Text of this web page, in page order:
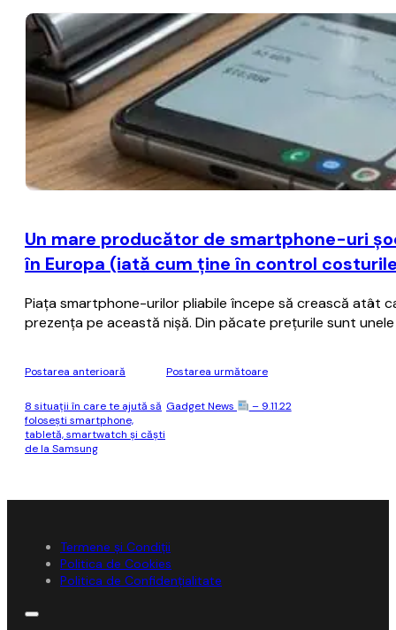
Un mare producător de smartphone-uri
în Europa (iată cum ţine în control
Piaţa smartphone-urilor pliabile începe să crească atât
prezenţa pe această nişă. Din păcate preţurile sunt
Postarea anterioară
8 situații în care te ajută să
folosești smartphone,
tabletă, smartwatch și căști
de la Samsung
Postarea următoare
Gadget News – 9.11.22
Termene și Condiții
Politica de Cookies
Politica de Confidențialitate